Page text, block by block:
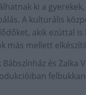
ki a
A kulturális
akik ezúttal
más mellett
és